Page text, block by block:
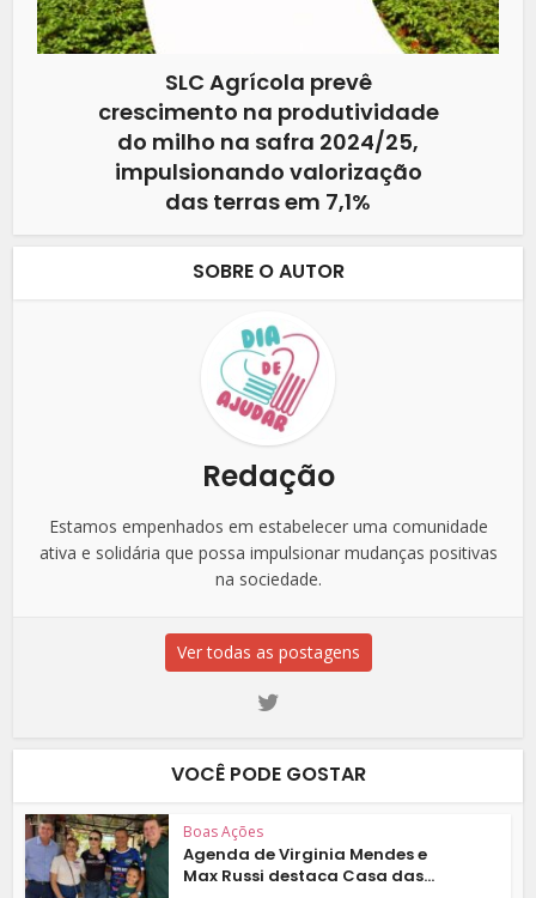
SLC Agrícola prevê
crescimento na produtividade
do milho na safra 2024/25,
impulsionando valorização
das terras em 7,1%
SOBRE O AUTOR
Redação
Estamos empenhados em estabelecer uma comunidade
ativa e solidária que possa impulsionar mudanças positivas
na sociedade.
Ver todas as postagens
VOCÊ PODE GOSTAR
Boas Ações
Agenda de Virginia Mendes e
Max Russi destaca Casa das...